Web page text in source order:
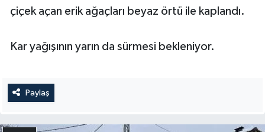
çiçek açan erik ağaçları beyaz örtü ile kaplandı.
Kar yağışının yarın da sürmesi bekleniyor.
Paylaş